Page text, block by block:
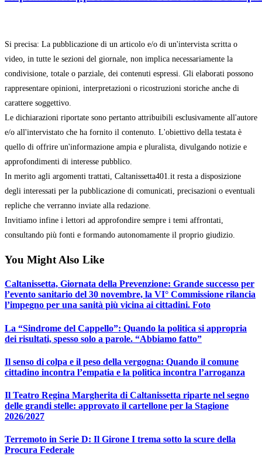
Si precisa: La pubblicazione di un articolo e/o di un'intervista scritta o
video, in tutte le sezioni del giornale, non implica necessariamente la
condivisione, totale o parziale, dei contenuti espressi. Gli elaborati possono
rappresentare opinioni, interpretazioni o ricostruzioni storiche anche di
carattere soggettivo.
Le dichiarazioni riportate sono pertanto attribuibili esclusivamente all'autore
e/o all'intervistato che ha fornito il contenuto. L'obiettivo della testata è
quello di offrire un'informazione ampia e pluralista, divulgando notizie e
approfondimenti di interesse pubblico.
In merito agli argomenti trattati, Caltanissetta401.it resta a disposizione
degli interessati per la pubblicazione di comunicati, precisazioni o eventuali
repliche che verranno inviate alla redazione.
Invitiamo infine i lettori ad approfondire sempre i temi affrontati,
consultando più fonti e formando autonomamente il proprio giudizio.
You Might Also Like
Caltanissetta, Giornata della Prevenzione: Grande successo per
l’evento sanitario del 30 novembre, la VI° Commissione rilancia
l’impegno per una sanità più vicina ai cittadini. Foto
La “Sindrome del Cappello”: Quando la politica si appropria
dei risultati, spesso solo a parole. “Abbiamo fatto”
Il senso di colpa e il peso della vergogna: Quando il comune
cittadino incontra l’empatia e la politica incontra l’arroganza
Il Teatro Regina Margherita di Caltanissetta riparte nel segno
delle grandi stelle: approvato il cartellone per la Stagione
2026/2027
Terremoto in Serie D: Il Girone I trema sotto la scure della
Procura Federale